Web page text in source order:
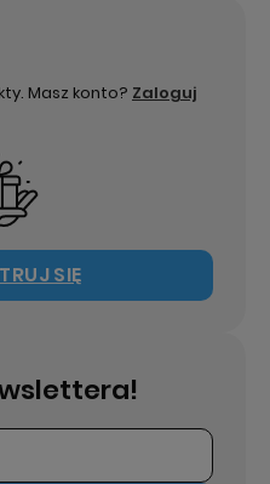
Masz konto? Zaloguj
SIĘ